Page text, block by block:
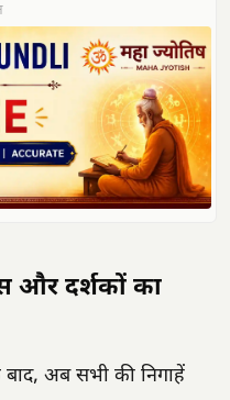
दर्शकों का
अब सभी की निगाहें